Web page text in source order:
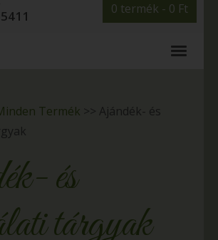
0 termék - 0 Ft
Termék >> Ajándék- és
és
tárgyak